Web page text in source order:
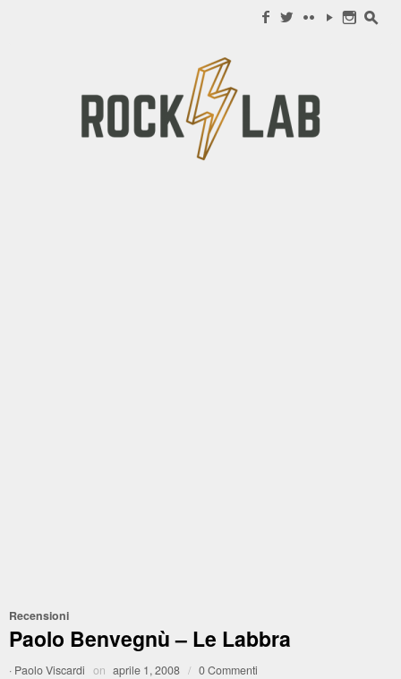
f w c y n s
Recensioni
Paolo Benvegnù – Le Labbra
· Paolo Viscardi on aprile 1, 2008 / 0 Commenti